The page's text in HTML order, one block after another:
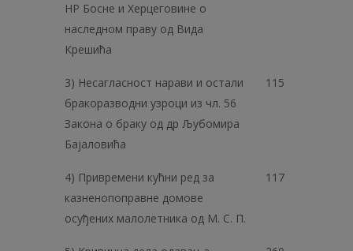
НР Босне и Херцеговине о
наследном праву од Вида
Крешића
3) Несагласност нарави и остали
бракоразводни узроци из чл. 56
Закона о браку од др Љубомира
Бајаловића
115
4) Привремени кућни ред за
казненопоправне домове
осуђених малолетника од М. С. П.
117